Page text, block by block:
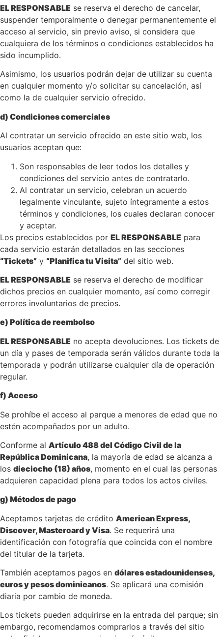
EL RESPONSABLE se reserva el derecho de cancelar,
suspender temporalmente o denegar permanentemente el
acceso al servicio, sin previo aviso, si considera que
cualquiera de los términos o condiciones establecidos ha
sido incumplido.
Asimismo, los usuarios podrán dejar de utilizar su cuenta
en cualquier momento y/o solicitar su cancelación, así
como la de cualquier servicio ofrecido.
d) Condiciones comerciales
Al contratar un servicio ofrecido en este sitio web, los
usuarios aceptan que:
Son responsables de leer todos los detalles y
condiciones del servicio antes de contratarlo.
Al contratar un servicio, celebran un acuerdo
legalmente vinculante, sujeto íntegramente a estos
términos y condiciones, los cuales declaran conocer
y aceptar.
Los precios establecidos por EL RESPONSABLE para
cada servicio estarán detallados en las secciones
“Tickets” y “Planifica tu Visita” del sitio web.
EL RESPONSABLE se reserva el derecho de modificar
dichos precios en cualquier momento, así como corregir
errores involuntarios de precios.
e) Política de reembolso
EL RESPONSABLE no acepta devoluciones. Los tickets de
un día y pases de temporada serán válidos durante toda la
temporada y podrán utilizarse cualquier día de operación
regular.
f) Acceso
Se prohíbe el acceso al parque a menores de edad que no
estén acompañados por un adulto.
Conforme al Artículo 488 del Código Civil de la
República Dominicana, la mayoría de edad se alcanza a
los dieciocho (18) años, momento en el cual las personas
adquieren capacidad plena para todos los actos civiles.
g) Métodos de pago
Aceptamos tarjetas de crédito American Express,
Discover, Mastercard y Visa. Se requerirá una
identificación con fotografía que coincida con el nombre
del titular de la tarjeta.
También aceptamos pagos en dólares estadounidenses,
euros y pesos dominicanos. Se aplicará una comisión
diaria por cambio de moneda.
Los tickets pueden adquirirse en la entrada del parque; sin
embargo, recomendamos comprarlos a través del sitio